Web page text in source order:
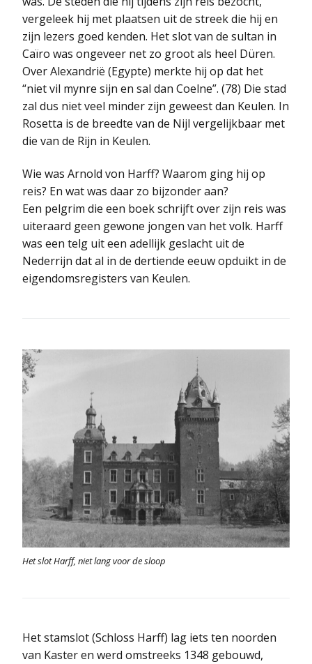
vergeleek hij met plaatsen uit de streek die hij en
zijn lezers goed kenden. Het slot van de sultan in
Caïro was ongeveer net zo groot als heel Düren.
Over Alexandrië (Egypte) merkte hij op dat het
“niet vil mynre sijn en sal dan Coelne”. (78) Die stad
zal dus niet veel minder zijn geweest dan Keulen. In
Rosetta is de breedte van de Nijl vergelijkbaar met
die van de Rijn in Keulen.
Wie was Arnold von Harff? Waarom ging hij op
reis? En wat was daar zo bijzonder aan?
Een pelgrim die een boek schrijft over zijn reis was
uiteraard geen gewone jongen van het volk. Harff
was een telg uit een adellijk geslacht uit de
Nederrijn dat al in de dertiende eeuw opduikt in de
eigendomsregisters van Keulen.
Het slot Harff, niet lang voor de sloop
Het stamslot (Schloss Harff) lag iets ten noorden
van Kaster en werd omstreeks 1348 gebouwd,